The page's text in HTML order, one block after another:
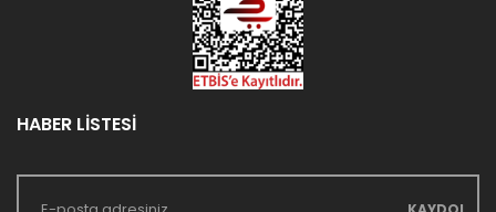
HABER LİSTESİ